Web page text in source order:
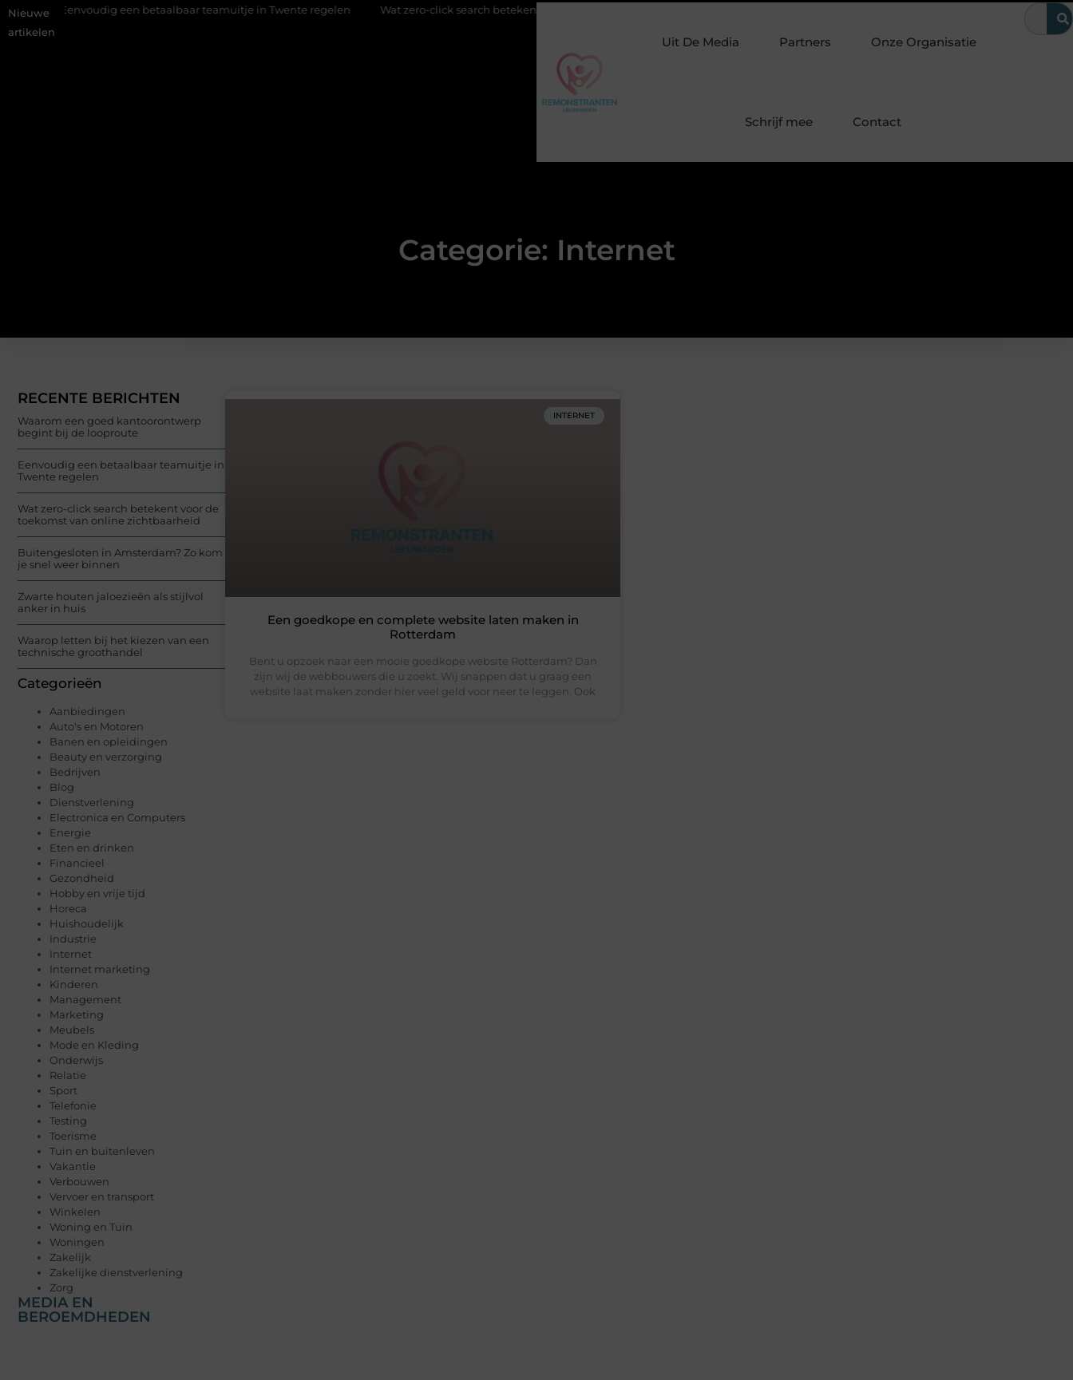
Nieuwe
artikelen
Eenvoudig een betaalbaar teamuitje in Twente regelen Wat zero-click search betekent voor de toekomst van online zichtbaarheid Buitengesloten in Amsterdam? Zo kom je snel weer binnen
Uit De Media Partners Onze Organisatie
Schrijf mee Contact
Categorie: Internet
RECENTE BERICHTEN
Waarom een goed kantoorontwerp
begint bij de looproute
Eenvoudig een betaalbaar teamuitje in
Twente regelen
Wat zero-click search betekent voor de
toekomst van online zichtbaarheid
Buitengesloten in Amsterdam? Zo kom
je snel weer binnen
Zwarte houten jaloezieën als stijlvol
anker in huis
Waarop letten bij het kiezen van een
technische groothandel
Categorieën
Aanbiedingen
Auto's en Motoren
Banen en opleidingen
Beauty en verzorging
Bedrijven
Blog
Dienstverlening
Electronica en Computers
Energie
Eten en drinken
Financieel
Gezondheid
Hobby en vrije tijd
Horeca
Huishoudelijk
Industrie
Internet
Internet marketing
Kinderen
Management
Marketing
Meubels
Mode en Kleding
Onderwijs
Relatie
Sport
Telefonie
Testing
Toerisme
Tuin en buitenleven
Vakantie
Verbouwen
Vervoer en transport
Winkelen
Woning en Tuin
Woningen
Zakelijk
Zakelijke dienstverlening
Zorg
MEDIA EN
BEROEMDHEDEN
INTERNET
Een goedkope en complete website laten maken in
Rotterdam
Bent u opzoek naar een mooie goedkope website Rotterdam? Dan
zijn wij de webbouwers die u zoekt. Wij snappen dat u graag een
website laat maken zonder hier veel geld voor neer te leggen. Ook